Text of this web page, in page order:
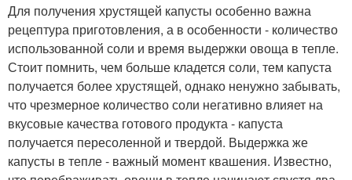
Для получения хрустящей капусты особенно важна
рецептура приготовления, а в особенности - количество
использованной соли и время выдержки овоща в тепле.
Стоит помнить, чем больше кладется соли, тем капуста
получается более хрустящей, однако ненужно забывать,
что чрезмерное количество соли негативно влияет на
вкусовые качества готового продукта - капуста
получается пересоленной и твердой. Выдержка же
капусты в тепле - важный момент квашения. Известно,